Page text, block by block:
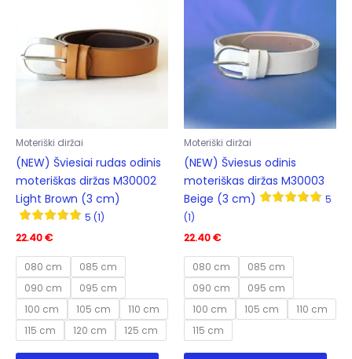
may
be
chosen
product
page
on
Moteriški diržai
(NEW) Šviesiai rudas odinis
moteriškas diržas M30002
Light Brown (3 cm)
5 (1)
22.40€
080 cm
085 cm
090 cm
095 cm
100 cm
105 cm
110 cm
115 cm
120 cm 125 cm
This
Moteriški diržai
(NEW) Šviesus odinis
moteriškas diržas M30003
Beige (3 cm)
5
(1)
22.40€
080 cm
085 cm
090 cm
095 cm
100 cm
105 cm
110 cm
115 cm
This